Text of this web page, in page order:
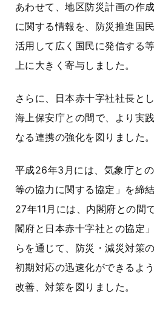
あわせて、地区防災計画の作
に関する情報を、防災推進国
活用して広く国民に発信する
上に大きく寄与しました。
さらに、日本赤十字社社長と
海上保安庁との間で、より実
なる連携の強化を図りました。
平成26年3月には、気象庁と
等の協力に関する協定」 を締
27年11月には、内閣府との間
閣府と日本赤十字社との協定」
らを通じて、防災・減災対策
初期対応の迅速化ができるよ
改善、対策を図りました。